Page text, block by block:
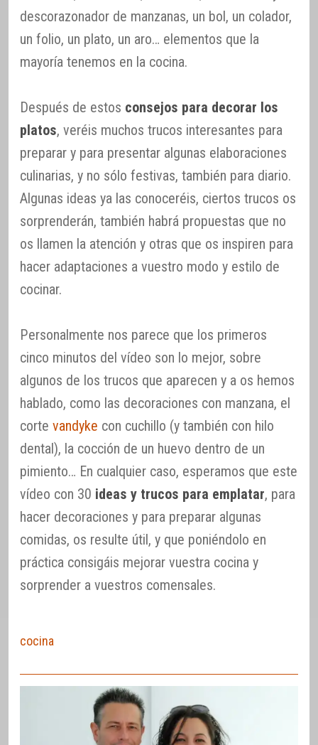
descorazonador de manzanas, un bol, un colador,
un folio, un plato, un aro… elementos que la
mayoría tenemos en la cocina.
Después de estos consejos para decorar los
platos, veréis muchos trucos interesantes para
preparar y para presentar algunas elaboraciones
culinarias, y no sólo festivas, también para diario.
Algunas ideas ya las conoceréis, ciertos trucos os
sorprenderán, también habrá propuestas que no
os llamen la atención y otras que os inspiren para
hacer adaptaciones a vuestro modo y estilo de
cocinar.
Personalmente nos parece que los primeros
cinco minutos del vídeo son lo mejor, sobre
algunos de los trucos que aparecen y a os hemos
hablado, como las decoraciones con manzana, el
corte vandyke con cuchillo (y también con hilo
dental), la cocción de un huevo dentro de un
pimiento… En cualquier caso, esperamos que este
vídeo con 30 ideas y trucos para emplatar, para
hacer decoraciones y para preparar algunas
comidas, os resulte útil, y que poniéndolo en
práctica consigáis mejorar vuestra cocina y
sorprender a vuestros comensales.
cocina